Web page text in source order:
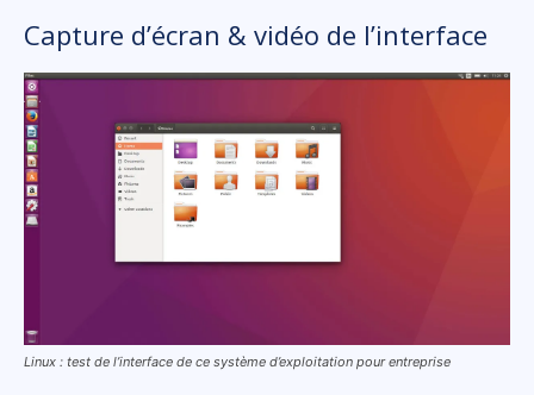
Capture d’écran & vidéo de l’interface
Linux : test de l’interface de ce système d’exploitation pour entreprise